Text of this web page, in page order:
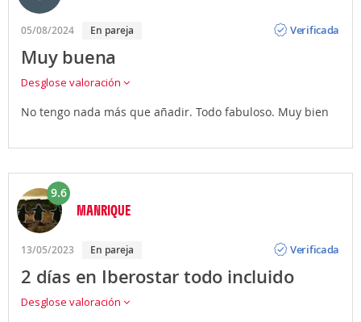
05/08/2024 En pareja
Verificada
Muy buena
Desglose valoración
No tengo nada más que añadir. Todo fabuloso. Muy bien
9.6
MANRIQUE
13/05/2023 En pareja
Verificada
2 días en Iberostar todo incluido
Desglose valoración